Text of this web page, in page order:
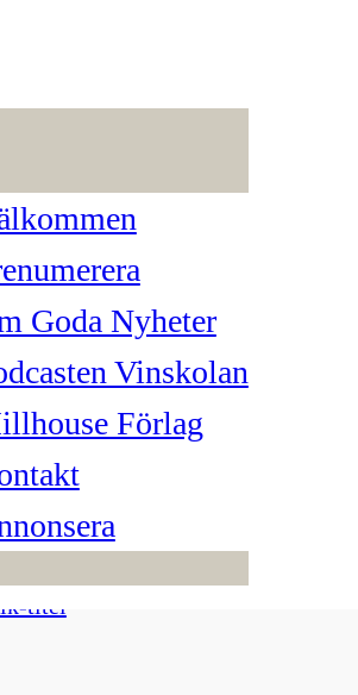
Goda Nyheter
Vinskolan
Förlag
—avMillhouse
, Vinskolan